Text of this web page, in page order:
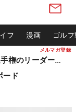
メルマガ登録
フ 漫画 ゴル
松山英樹ら出場 ウィンダム選手権のリーダーボード
ド